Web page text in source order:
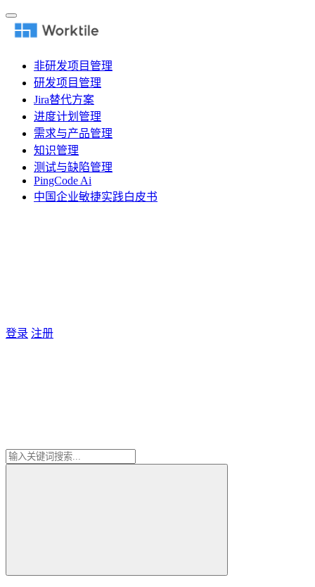
非研发项目管理
研发项目管理
Jira替代方案
进度计划管理
需求与产品管理
知识管理
测试与缺陷管理
PingCode Ai
中国企业敏捷实践白皮书
登录 注册